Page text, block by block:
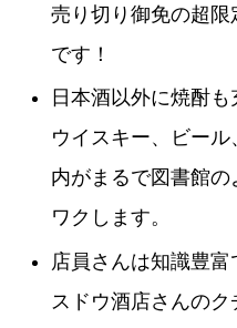
売り切り御免の超限
です！
日本酒以外に焼酎も
ウイスキー、ビー
内がまるで図書館
ワクします。
店員さんは知識豊
スドウ酒店さんの